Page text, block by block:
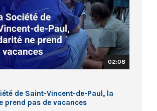
02:08
de Saint-Vincent-de-Paul, la
prend pas de vacances